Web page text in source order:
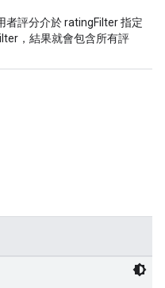
者評分介於 ratingFilter 指定
，結果就會包含所有評